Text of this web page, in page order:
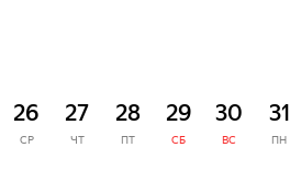
26
СР
27
ЧТ
28
ПТ
29
СБ
30
ВС
31
ПН